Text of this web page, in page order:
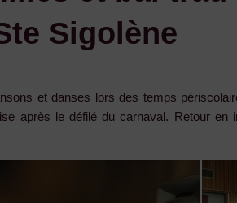
Sigolène
et danses lors des temps
après le défilé du carnaval. Retour en